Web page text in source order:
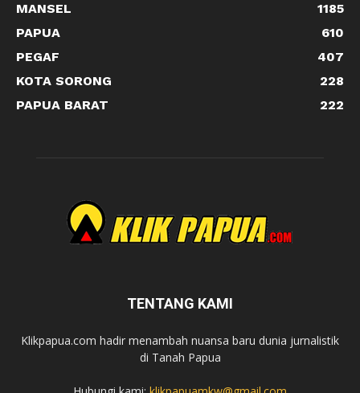
MANSEL
1185
PAPUA
610
PEGAF
407
KOTA SORONG
228
PAPUA BARAT
222
TENTANG KAMI
Klikpapua.com hadir menambah nuansa baru dunia jurnalistik
di Tanah Papua